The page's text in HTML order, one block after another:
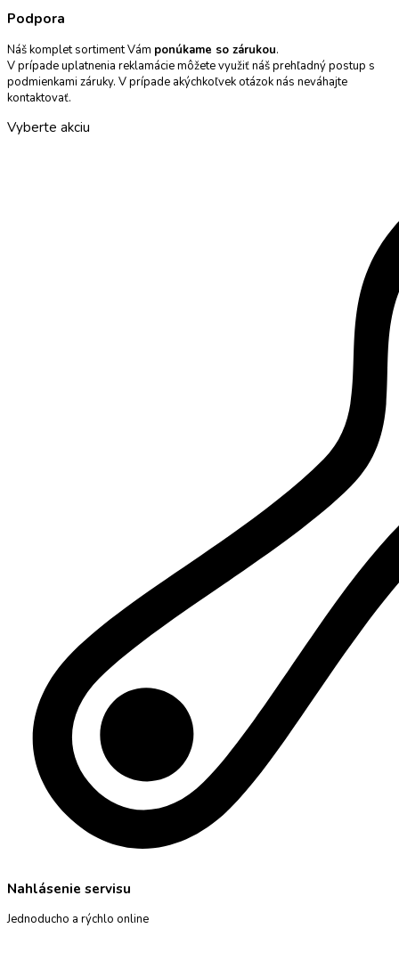
Podpora
Náš komplet sortiment Vám ponúkame so zárukou.
V prípade uplatnenia reklamácie môžete využiť náš prehľadný postup s
podmienkami záruky. V prípade akýchkoľvek otázok nás neváhajte
kontaktovať.
Vyberte akciu
Nahlásenie servisu
Jednoducho a rýchlo online